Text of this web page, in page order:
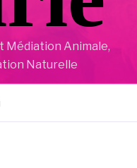
Médiation Animale,
Naturelle